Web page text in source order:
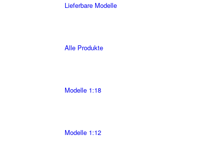
Lieferbare Modelle
Alle Produkte
Modelle 1:18
Modelle 1:12